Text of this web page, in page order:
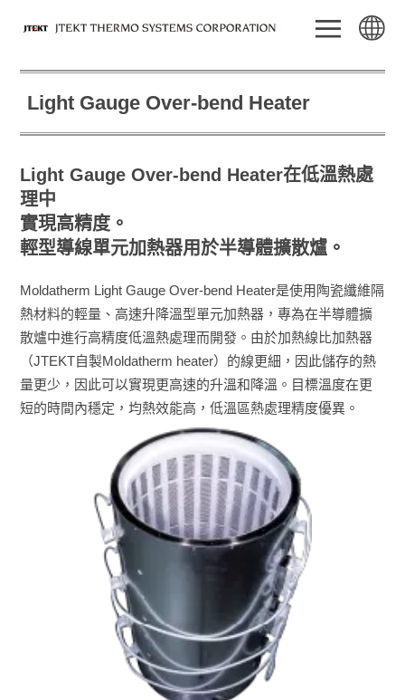
Light Gauge Over-bend Heater
Light Gauge Over-bend Heater在低溫熱處
理中
實現高精度。
輕型導線單元加熱器用於半導體擴散爐。
Moldatherm Light Gauge Over-bend Heater是使用陶瓷纖維隔
熱材料的輕量、高速升降溫型單元加熱器，專為在半導體擴
散爐中進行高精度低溫熱處理而開發。由於加熱線比加熱器
（JTEKT自製Moldatherm heater）的線更細，因此儲存的熱
量更少，因此可以實現更高速的升溫和降溫。目標溫度在更
短的時間內穩定，均熱效能高，低溫區熱處理精度優異。